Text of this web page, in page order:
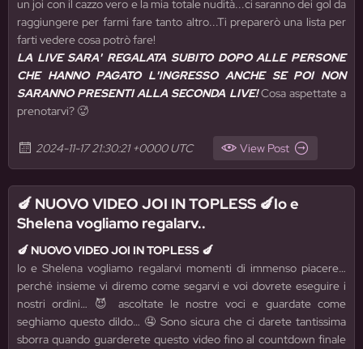
un joi con il cazzo vero e la mia totale nudità...ci saranno dei gol da
raggiungere per farmi fare tanto altro...Ti preparerò una lista per
farti vedere cosa potrò fare!
LA LIVE SARA' REGALATA SUBITO DOPO ALLE PERSONE
CHE HANNO PAGATO L'INGRESSO ANCHE SE POI NON
SARANNO PRESENTI ALLA SECONDA LIVE!Cosa aspettate a
prenotarvi? 🥵
2024-11-17 21:30:21 +0000 UTC View Post
🍆 NUOVO VIDEO JOI IN TOPLESS 🍆Io e
Shelena vogliamo regalarv..
🍆 NUOVO VIDEO JOI IN TOPLESS 🍆
Io e Shelena vogliamo regalarvi momenti di immenso piacere…
perché insieme vi diremo come segarvi e voi dovrete eseguire i
nostri ordini… 😈 ascoltate le nostre voci e guardate come
seghiamo questo dildo… 🤤 Sono sicura che ci darete tantissima
sborra quando guarderete questo video fino al countdown finale